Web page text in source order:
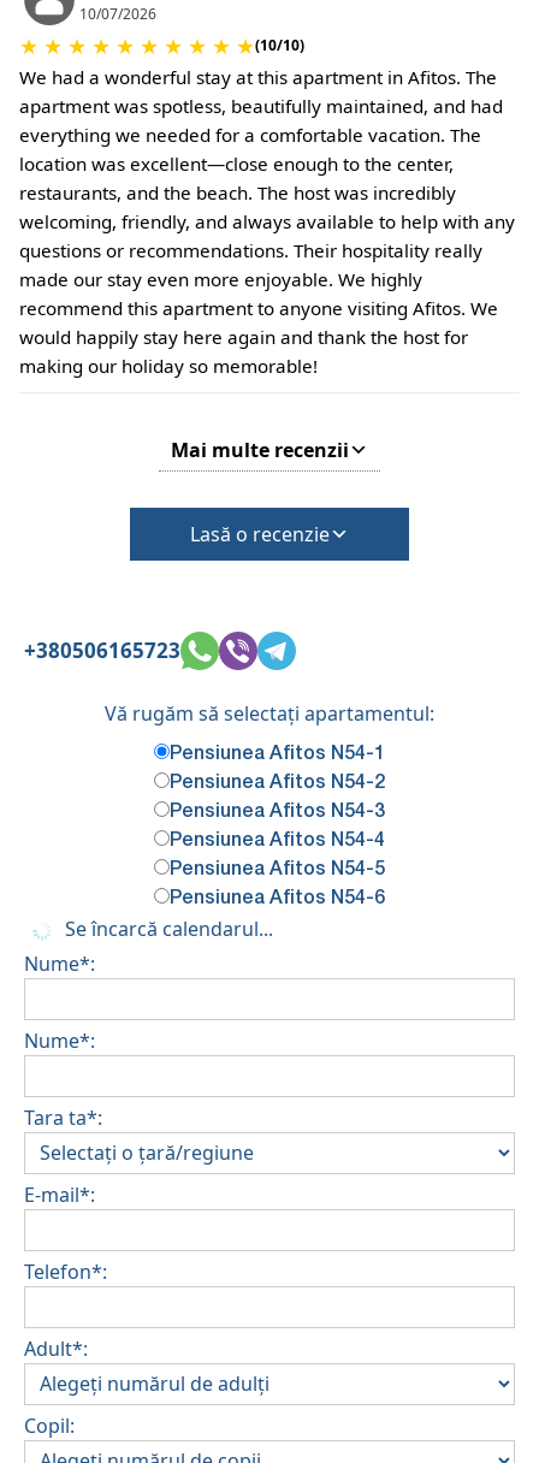
Nu este necesar un depozit la check-in.
Se pot aplica costuri suplimentare pentru
animalele de companie sau se pot aplica condiții
speciale.
10/07/2026
★ ★ ★ ★ ★ ★ ★ ★ ★ ★(10/10)
We had a wonderful stay at this apartment in Afitos. The
apartment was spotless, beautifully maintained, and had
everything we needed for a comfortable vacation. The
location was excellent—close enough to the center,
restaurants, and the beach. The host was incredibly
welcoming, friendly, and always available to help with any
questions or recommendations. Their hospitality really
made our stay even more enjoyable. We highly
recommend this apartment to anyone visiting Afitos. We
would happily stay here again and thank the host for
making our holiday so memorable!
Mai multe recenzii
Lasă o recenzie
+380506165723
Vă rugăm să selectați apartamentul:
Pensiunea Afitos N54-1
Pensiunea Afitos N54-2
Pensiunea Afitos N54-3
Pensiunea Afitos N54-4
Pensiunea Afitos N54-5
Pensiunea Afitos N54-6
Se încarcă calendarul...
Nume*:
Nume*:
Tara ta*:
E-mail*:
Telefon*:
Adult*:
Copil: